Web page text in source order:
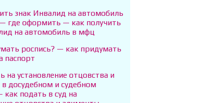
знак Инвалид на автомобиль
где оформить — как получить
на автомобиль в мфц
роспись? — как придумать
паспорт
на установление отцовства и
досудебном и судебном
как подать в суд на